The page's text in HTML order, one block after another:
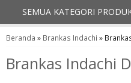
SEMUA KATEGORI
Beranda » Brankas Indachi »
Brankas Indachi